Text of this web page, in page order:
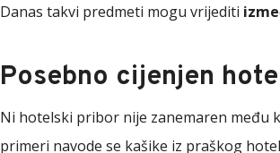
Danas takvi predmeti mogu vrijediti
Posebno cijenjen
Ni hotelski pribor nije zanemaren među
primeri navode se kašike iz praškog